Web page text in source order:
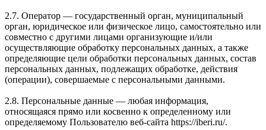
2.7. Оператор — государственный орган, муниципальный
орган, юридическое или физическое лицо, самостоятельно или
совместно с другими лицами организующие и/или
осуществляющие обработку персональных данных, а также
определяющие цели обработки персональных данных, состав
персональных данных, подлежащих обработке, действия
(операции), совершаемые с персональными данными.
2.8. Персональные данные — любая информация,
относящаяся прямо или косвенно к определенному или
определяемому Пользователю веб-сайта https://iberi.ru/.